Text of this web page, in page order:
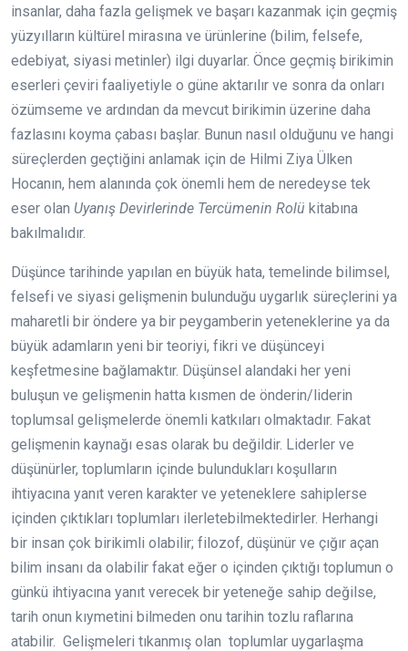
insanlar, daha fazla gelişmek ve başarı kazanmak için geçmiş
yüzyılların kültürel mirasına ve ürünlerine (bilim, felsefe,
edebiyat, siyasi metinler) ilgi duyarlar. Önce geçmiş birikimin
eserleri çeviri faaliyetiyle o güne aktarılır ve sonra da onları
özümseme ve ardından da mevcut birikimin üzerine daha
fazlasını koyma çabası başlar. Bunun nasıl olduğunu ve hangi
süreçlerden geçtiğini anlamak için de Hilmi Ziya Ülken
Hocanın, hem alanında çok önemli hem de neredeyse tek
eser olan Uyanış Devirlerinde Tercümenin Rolü kitabına
bakılmalıdır.
Düşünce tarihinde yapılan en büyük hata, temelinde bilimsel,
felsefi ve siyasi gelişmenin bulunduğu uygarlık süreçlerini ya
maharetli bir öndere ya bir peygamberin yeteneklerine ya da
büyük adamların yeni bir teoriyi, fikri ve düşünceyi
keşfetmesine bağlamaktır. Düşünsel alandaki her yeni
buluşun ve gelişmenin hatta kısmen de önderin/liderin
toplumsal gelişmelerde önemli katkıları olmaktadır. Fakat
gelişmenin kaynağı esas olarak bu değildir. Liderler ve
düşünürler, toplumların içinde bulundukları koşulların
ihtiyacına yanıt veren karakter ve yeteneklere sahiplerse
içinden çıktıkları toplumları ilerletebilmektedirler. Herhangi
bir insan çok birikimli olabilir; filozof, düşünür ve çığır açan
bilim insanı da olabilir fakat eğer o içinden çıktığı toplumun o
günkü ihtiyacına yanıt verecek bir yeteneğe sahip değilse,
tarih onun kıymetini bilmeden onu tarihin tozlu raflarına
atabilir. Gelişmeleri tıkanmış olan toplumlar uygarlaşma